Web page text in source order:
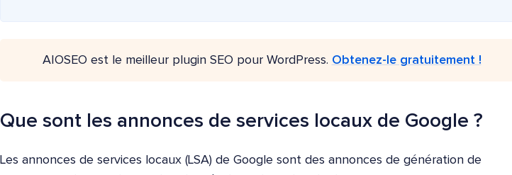
AIOSEO est le meilleur plugin SEO pour WordPress. Obtenez-le gratuitement !
Que sont les annonces de services locaux de Google ?
Les annonces de services locaux (LSA) de Google sont des annonces de génération de